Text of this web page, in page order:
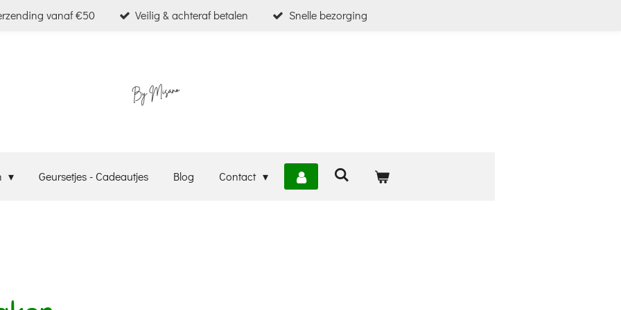
vanaf €50 Veilig & achteraf betalen Snelle bezorging
Geursetjes - Cadeautjes Blog Contact